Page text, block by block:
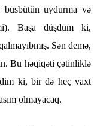
uydurma və
Başa düşdüm ki,
Sən demə,
Bu həqiqəti çətinliklə
ki, bir də heç vaxt
olmayacaq.